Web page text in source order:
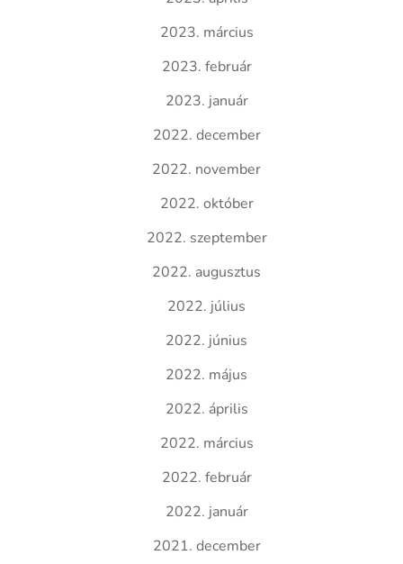
2023. március
2023. február
2023. január
2022. december
2022. november
2022. október
2022. szeptember
2022. augusztus
2022. július
2022. június
2022. május
2022. április
2022. március
2022. február
2022. január
2021. december